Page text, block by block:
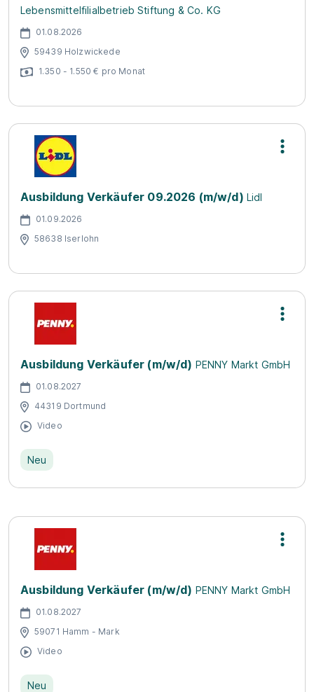
Lebensmittelfilialbetrieb Stiftung & Co. KG
01.08.2026
59439 Holzwickede
1.350 - 1.550 € pro Monat
Ausbildung Verkäufer 09.2026 (m/w/d) Lidl
01.09.2026
58638 Iserlohn
Ausbildung Verkäufer (m/w/d) PENNY Markt GmbH
01.08.2027
44319 Dortmund
Video
Neu
Ausbildung Verkäufer (m/w/d) PENNY Markt GmbH
01.08.2027
59071 Hamm - Mark
Video
Neu